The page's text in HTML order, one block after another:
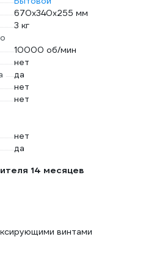
670х340х255 мм
3 кг
10000 об/мин
нет
да
нет
нет
нет
да
14 месяцев
винтами